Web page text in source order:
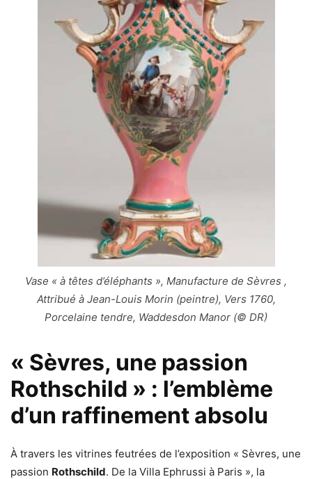
Vase « à têtes d’éléphants », Manufacture de Sèvres ,
Attribué à Jean-Louis Morin (peintre), Vers 1760,
Porcelaine tendre, Waddesdon Manor (© DR)
« Sèvres, une passion
Rothschild » : l’emblème
d’un raffinement absolu
À travers les vitrines feutrées de l’exposition « Sèvres, une
passion Rothschild. De la Villa Ephrussi à Paris », la